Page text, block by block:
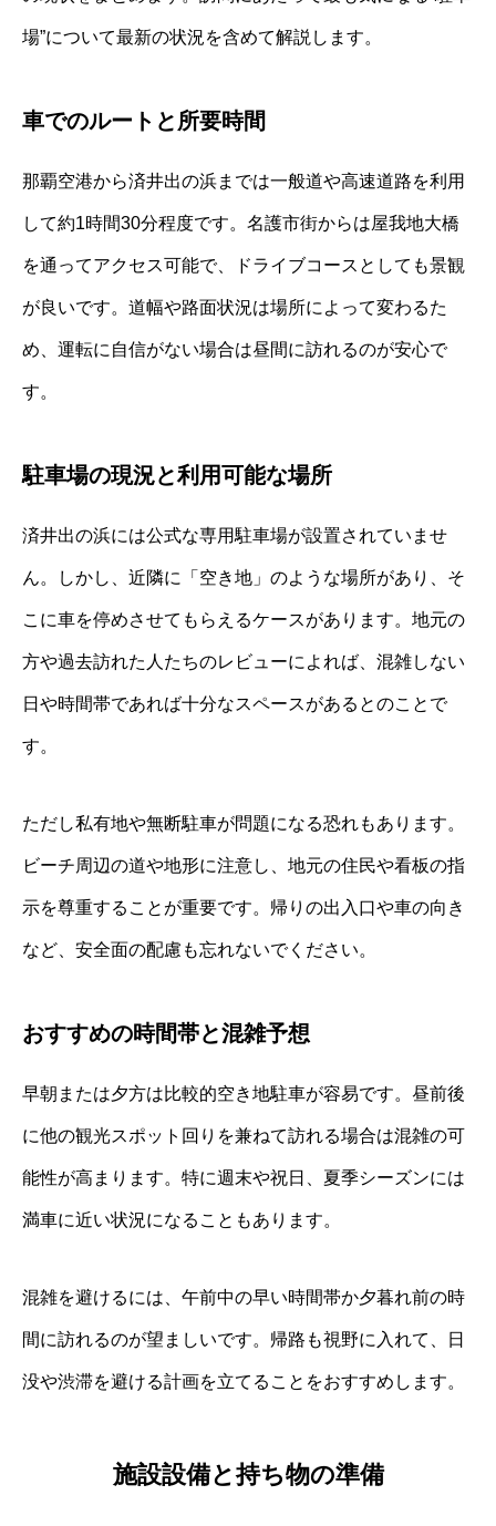
場”について最新の状況を含めて解説します。
車でのルートと所要時間
那覇空港から済井出の浜までは一般道や高速道路を利用
して約1時間30分程度です。名護市街からは屋我地大橋
を通ってアクセス可能で、ドライブコースとしても景観
が良いです。道幅や路面状況は場所によって変わるた
め、運転に自信がない場合は昼間に訪れるのが安心で
す。
駐車場の現況と利用可能な場所
済井出の浜には公式な専用駐車場が設置されていませ
ん。しかし、近隣に「空き地」のような場所があり、そ
こに車を停めさせてもらえるケースがあります。地元の
方や過去訪れた人たちのレビューによれば、混雑しない
日や時間帯であれば十分なスペースがあるとのことで
す。
ただし私有地や無断駐車が問題になる恐れもあります。
ビーチ周辺の道や地形に注意し、地元の住民や看板の指
示を尊重することが重要です。帰りの出入口や車の向き
など、安全面の配慮も忘れないでください。
おすすめの時間帯と混雑予想
早朝または夕方は比較的空き地駐車が容易です。昼前後
に他の観光スポット回りを兼ねて訪れる場合は混雑の可
能性が高まります。特に週末や祝日、夏季シーズンには
満車に近い状況になることもあります。
混雑を避けるには、午前中の早い時間帯か夕暮れ前の時
間に訪れるのが望ましいです。帰路も視野に入れて、日
没や渋滞を避ける計画を立てることをおすすめします。
施設設備と持ち物の準備